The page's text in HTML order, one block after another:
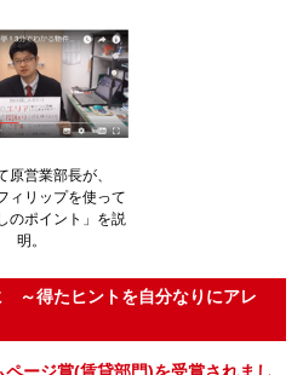
原営業部長が、
ィリップを使って
のポイント」を説
明。
～得たヒントを自分なりにアレ